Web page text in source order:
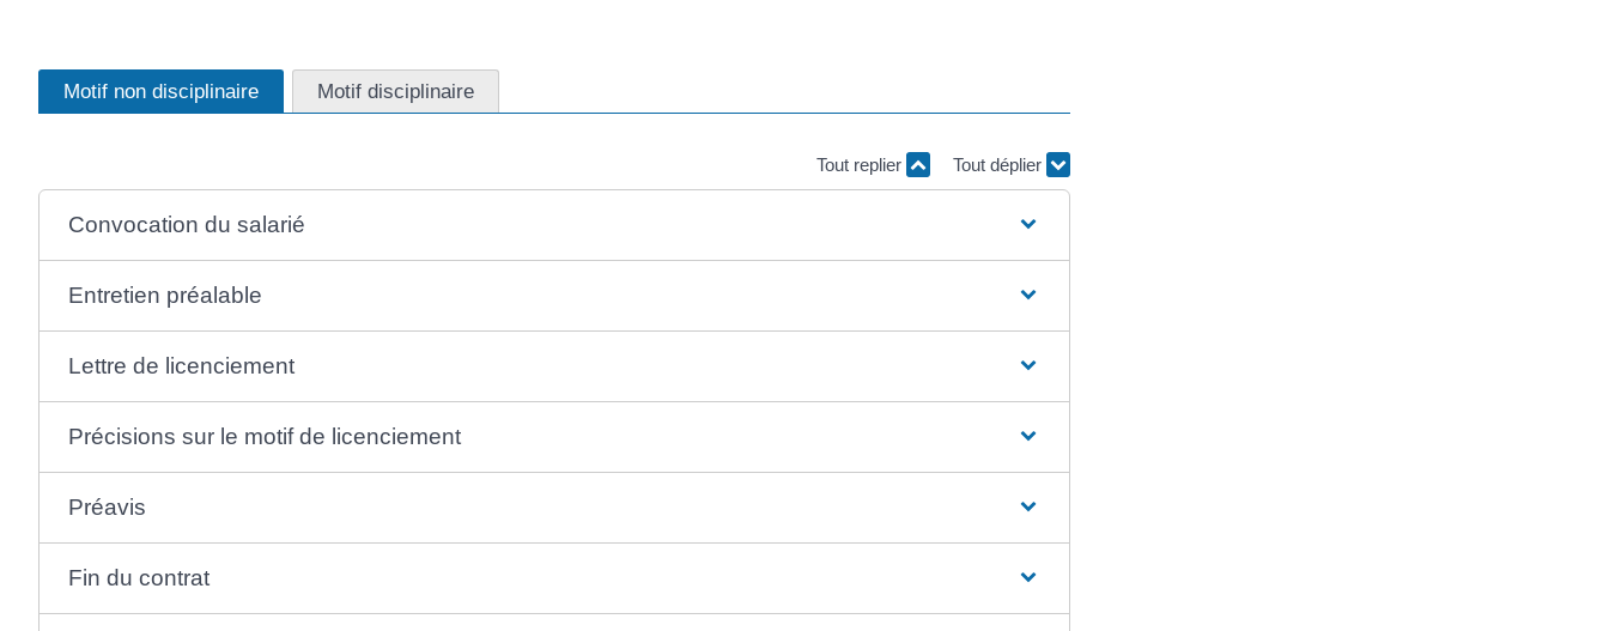
Motif non disciplinaire Motif disciplinaire
Tout replier Tout déplier
Convocation du salarié
Entretien préalable
Lettre de licenciement
Précisions sur le motif de licenciement
Préavis
Fin du contrat